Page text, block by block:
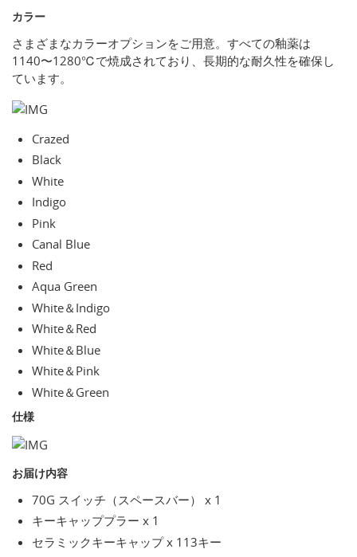
カラー
さまざまなカラーオプションをご用意。すべての釉薬は
1140〜1280℃で焼成されており、長期的な耐久性を確保し
ています。
Crazed
Black
White
Indigo
Pink
Canal Blue
Red
Aqua Green
White＆Indigo
White＆Red
White＆Blue
White＆Pink
White＆Green
仕様
お届け内容
70G スイッチ（スペースバー） x 1
キーキャッププラー x 1
セラミックキーキャップ x 113キー